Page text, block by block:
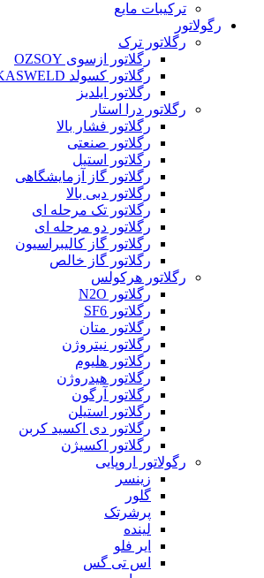
ترکیبات مایع
رگولاتور
رگلاتور ترک
رگلاتور ازسوی OZSOY
رگلاتور کسولد KASWELD
رگلاتور ایلدیز
رگلاتور درا استار
رگلاتور فشار بالا
رگلاتور صنعتی
رگلاتور استیل
رگلاتور گاز آزمایشگاهی
رگلاتور دبی بالا
رگلاتور تک مرحله ای
رگلاتور دو مرحله ای
رگلاتور گاز کالیبراسیون
رگلاتور گاز خالص
رگلاتور هرکولس
رگلاتور N2O
رگلاتور SF6
رگلاتور متان
رگلاتور نیتروژن
رگلاتور هلیوم
رگلاتور هیدروژن
رگلاتور آرگون
رگلاتور استیلن
رگلاتور دی اکسید کربن
رگلاتور اکسیژن
رگولاتور اروپایی
زینسر
گلور
پرشرتک
لینده
ایر فلو
اس تی گس